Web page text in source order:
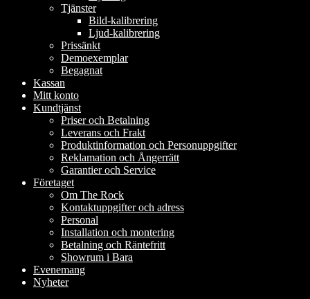
Tjänster
Bild-kalibrering
Ljud-kalibrering
Prissänkt
Demoexemplar
Begagnat
Kassan
Mitt konto
Kundtjänst
Priser och Betalning
Leverans och Frakt
Produktinformation och Personuppgifter
Reklamation och Ångerrätt
Garantier och Service
Företaget
Om The Rock
Kontaktuppgifter och adress
Personal
Installation och montering
Betalning och Räntefritt
Showrum i Bara
Evenemang
Nyheter